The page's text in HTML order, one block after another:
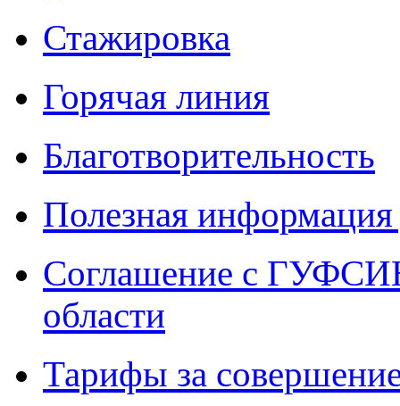
Стажировка
Горячая линия
Благотворительность
Полезная
Соглашение с
области
Тарифы за